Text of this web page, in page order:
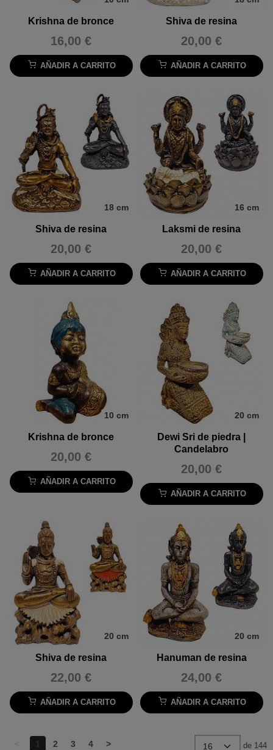
Krishna de bronce
16,00 €
AÑADIR A CARRITO
Shiva de resina
20,00 €
AÑADIR A CARRITO
18 cm
Shiva de resina
20,00 €
AÑADIR A CARRITO
16 cm
Laksmi de resina
20,00 €
AÑADIR A CARRITO
10 cm
Krishna de bronce
20,00 €
AÑADIR A CARRITO
20 cm
Dewi Sri de piedra |
Candelabro
20,00 €
AÑADIR A CARRITO
20 cm
Shiva de resina
22,00 €
AÑADIR A CARRITO
20 cm
Hanuman de resina
24,00 €
AÑADIR A CARRITO
2 3 4 > de 144